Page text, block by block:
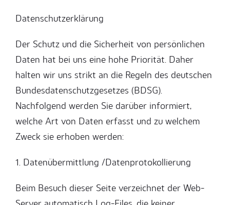
Datenschutzerklärung
Der Schutz und die Sicherheit von persönlichen
Daten hat bei uns eine hohe Priorität. Daher
halten wir uns strikt an die Regeln des deutschen
Bundesdatenschutzgesetzes (BDSG).
Nachfolgend werden Sie darüber informiert,
welche Art von Daten erfasst und zu welchem
Zweck sie erhoben werden:
1. Datenübermittlung /Datenprotokollierung
Beim Besuch dieser Seite verzeichnet der Web-
Server automatisch Log-Files, die keiner